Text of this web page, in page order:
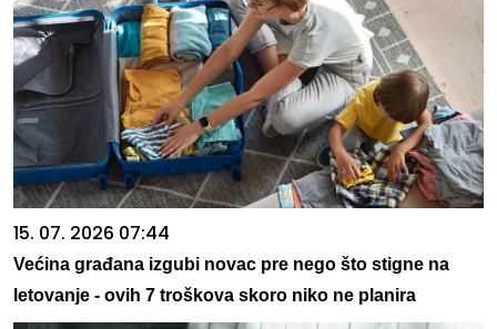
15. 07. 2026 07:44
Većina građana izgubi novac pre nego što stigne na
letovanje - ovih 7 troškova skoro niko ne planira